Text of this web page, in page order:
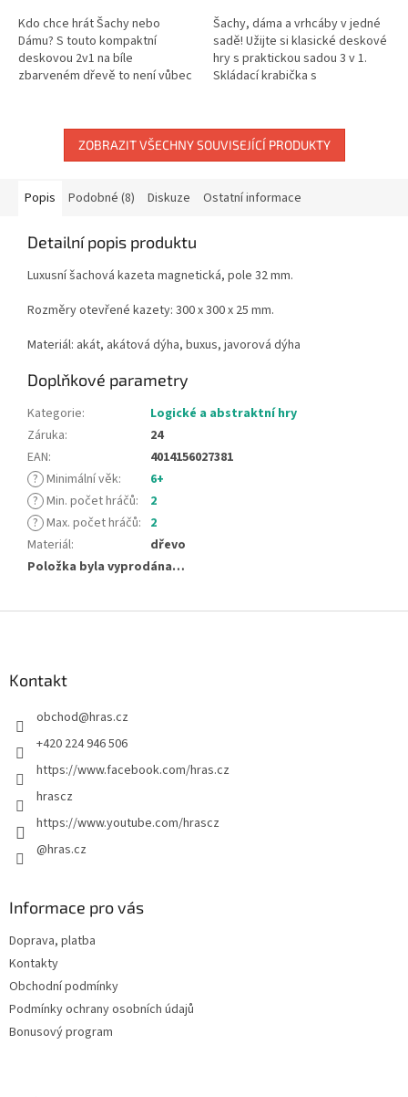
Kdo chce hrát Šachy nebo
Dámu? S touto kompaktní
deskovou 2v1 na bíle
zbarveném dřevě to není vůbec
Šachy, dáma a vrhcáby v jedné
sadě! Užijte si klasické deskové
hry s praktickou sadou 3 v 1.
Skládací krabička s
úložný box,...
ZOBRAZIT VŠECHNY SOUVISEJÍCÍ PRODUKTY
Popis Podobné (8) Diskuze Ostatní informace
Detailní popis produktu
Luxusní šachová kazeta magnetická, pole 32 mm.
Rozměry otevřené kazety: 300 x 300 x 25 mm.
Materiál: akát, akátová dýha, buxus, javorová dýha
Doplňkové parametry
Kategorie:
Logické a abstraktní hry
Záruka:
24
EAN:
4014156027381
? Minimální věk:
6+
? Min. počet hráčů:
2
? Max. počet hráčů: 2
Materiál:
dřevo
Položka byla vyprodána…
Kontakt
obchod@hras.cz
+420 224 946 506
https://www.facebook.com/hras.cz
hrascz
https://www.youtube.com/hrascz
@hras.cz
Informace pro vás
Doprava, platba
Kontakty
Obchodní podmínky
Podmínky ochrany osobních údajů
Bonusový program